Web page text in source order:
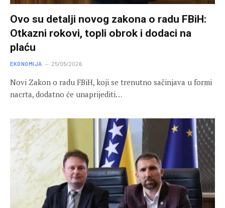
Ovo su detalji novog zakona o radu FBiH:
Otkazni rokovi, topli obrok i dodaci na
plaću
EKONOMIJA 25/05/2026
Novi Zakon o radu FBiH, koji se trenutno sačinjava u formi
nacrta, dodatno će unaprijediti…